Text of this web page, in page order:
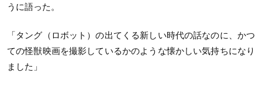
うに語った。
「タング（ロボット）の出てくる新しい時代の話なのに、かつ
ての怪獣映画を撮影しているかのような懐かしい気持ちになり
ました」